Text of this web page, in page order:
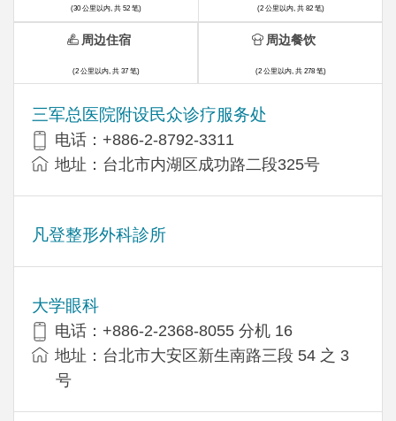
(30 公里以内, 共 52 笔)
三军总医院附设民众诊疗服务处
电话：+886-2-8792-3311
地址：台北市内湖区成功路二段325号
凡登整形外科診所
大学眼科
电话：+886-2-2368-8055 分机 16
地址：台北市大安区新生南路三段 54 之 3
号
(2 公里以内, 共 82 笔)
周边住宿
(2 公里以内, 共 37 笔)
周边餐饮
(2 公里以内, 共 278 笔)